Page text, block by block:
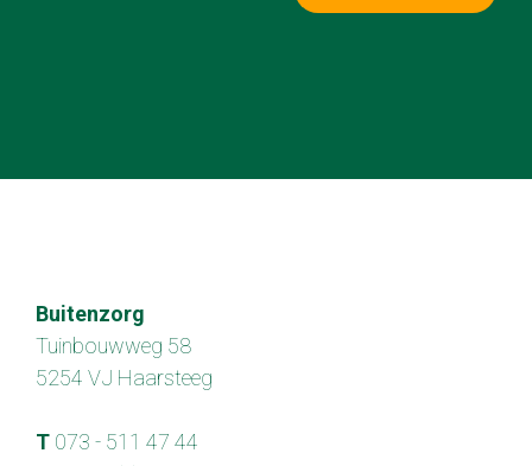
Buitenzorg
Tuinbouwweg 58
5254 VJ Haarsteeg
T 073 - 511 47 44